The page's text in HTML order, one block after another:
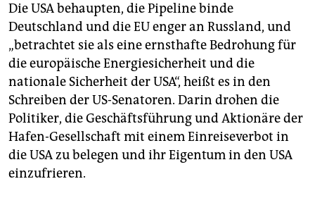
Die USA behaupten, die Pipeline binde
Deutschland und die EU enger an Russland, und
„betrachtet sie als eine ernsthafte Bedrohung für
die europäische Energiesicherheit und die
nationale Sicherheit der USA“, heißt es in den
Schreiben der US-Senatoren. Darin drohen die
Politiker, die Geschäftsführung und Aktionäre der
Hafen-Gesellschaft mit einem Einreiseverbot in
die USA zu belegen und ihr Eigentum in den USA
einzufrieren.